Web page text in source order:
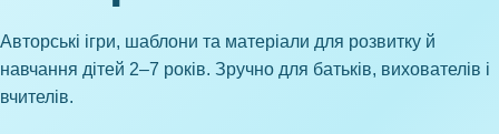
Авторські ігри, шаблони та матеріали для розвитку й
навчання дітей 2–7 років. Зручно для батьків, вихователів і
вчителів.